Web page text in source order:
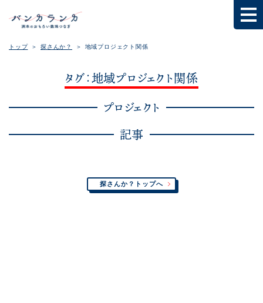
トップ 探さんか？ 地域プロジェクト関係
タグ：地域プロジェクト関係
プロジェクト
記事
探さんか？トップへ